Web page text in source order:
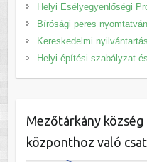
Helyi Esélyegyenlőségi
Bírósági peres
Kereskedelmi
Helyi építési szabályzat
Mezőtárkány
központhoz való